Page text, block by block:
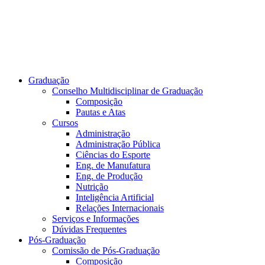
Graduação
Conselho Multidisciplinar de Graduação
Composição
Pautas e Atas
Cursos
Administração
Administração Pública
Ciências do Esporte
Eng. de Manufatura
Eng. de Produção
Nutrição
Inteligência Artificial
Relações Internacionais
Serviços e Informações
Dúvidas Frequentes
Pós-Graduação
Comissão de Pós-Graduação
Composição